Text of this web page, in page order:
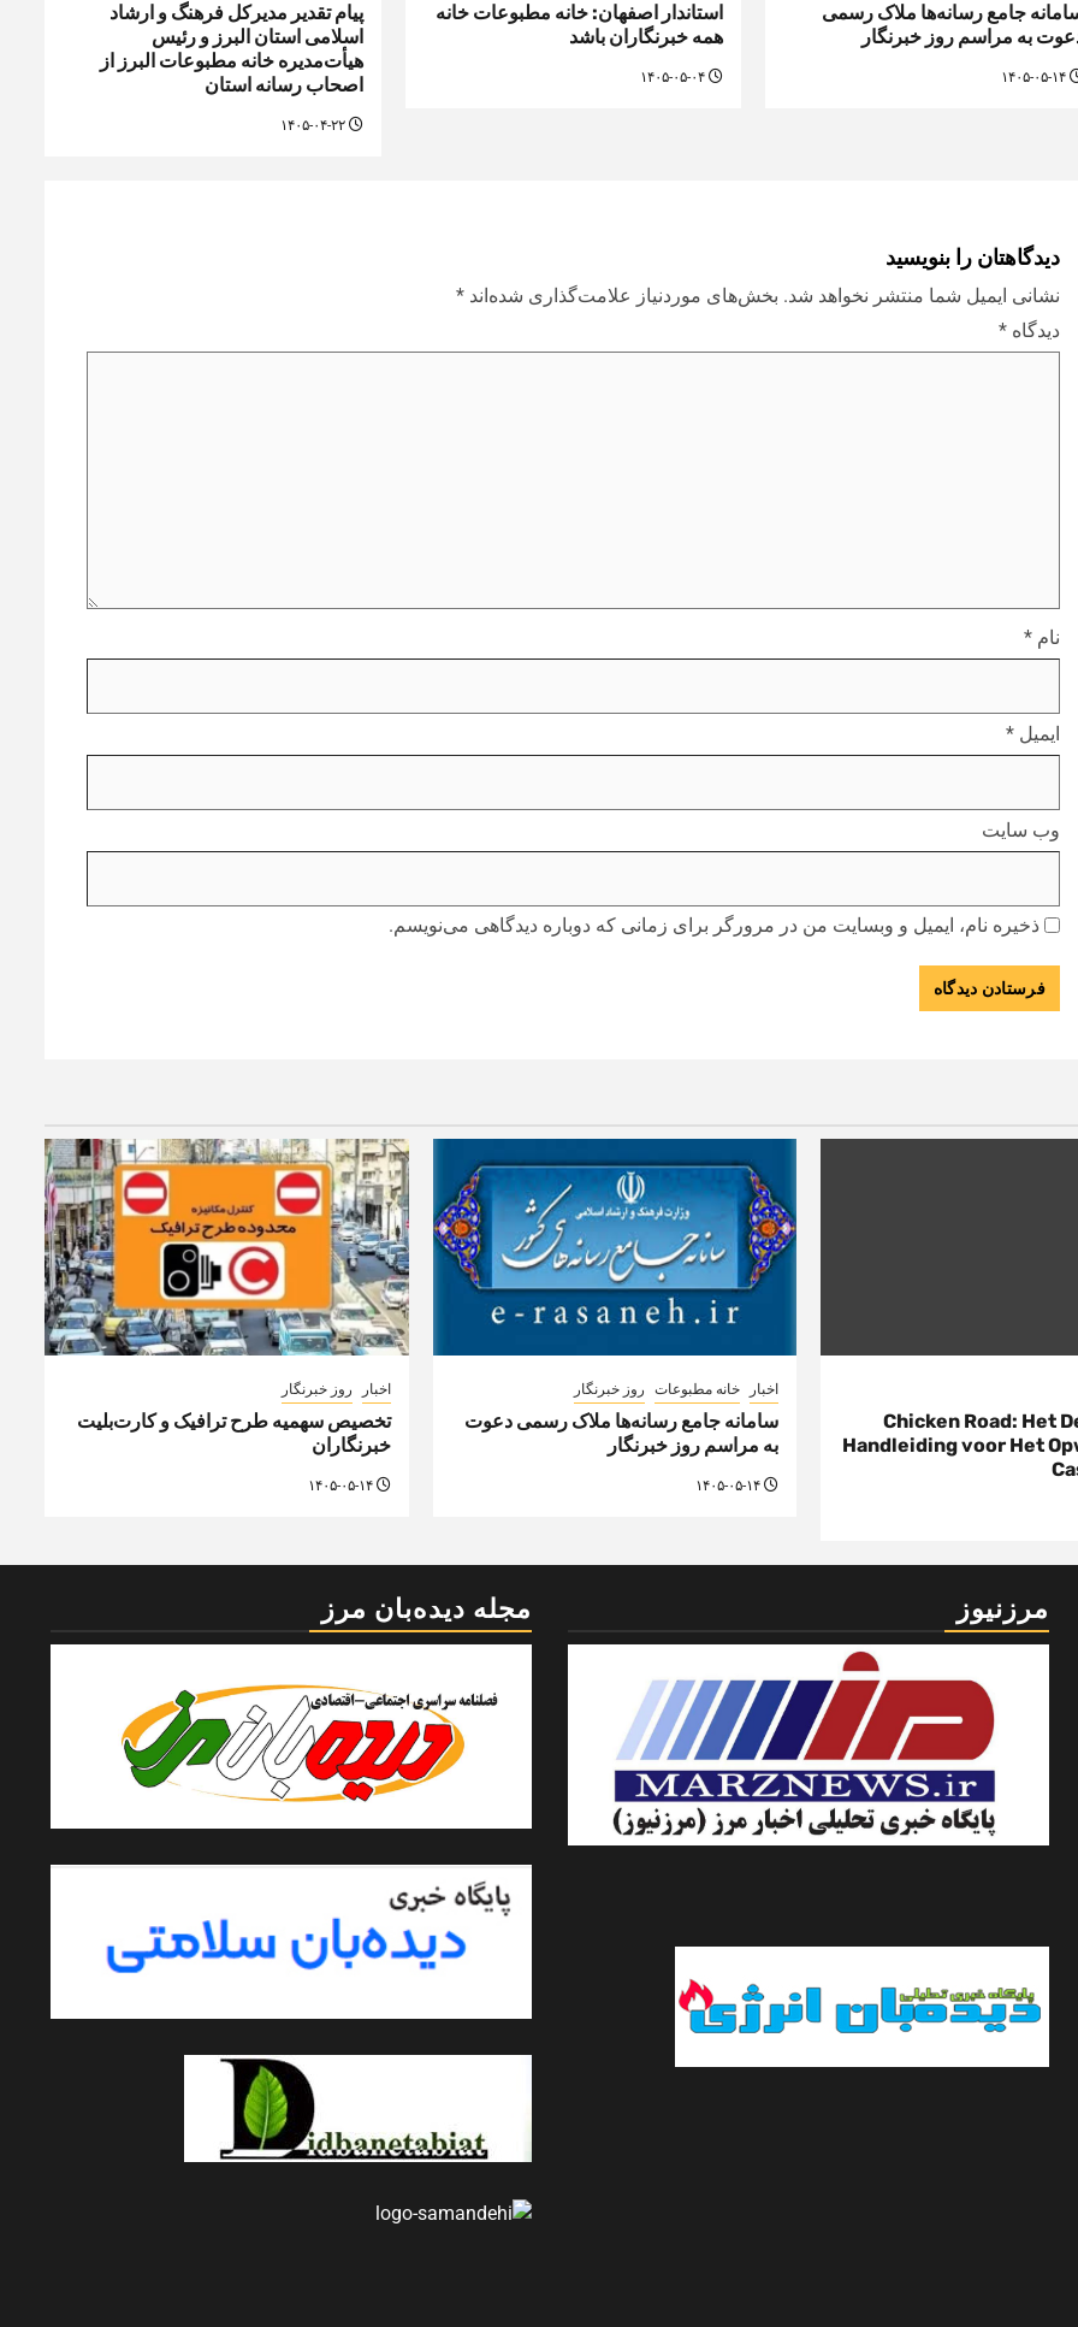
جامع رسانه‌ها ملاک رسمی
به مراسم روز خبرنگار
استاندار اصفهان: خانه مطبوعات خانه
همه خبرنگاران باشد
۱۴۰۵-۰۵-۰۴
پیام تقدیر مدیركل فرهنگ و ارشاد
اسلامی استان البرز و رئیس
هیأت‌مدیره خانه مطبوعات البرز از
اصحاب رسانه استان
۱۴۰۵-۰۴-۲۲
دیدگاهتان را بنویسید
نشانی ایمیل شما منتشر نخواهد شد. بخش‌های موردنیاز علامت‌گذاری شده‌اند *
دیدگاه *
نام *
ایمیل *
وب‌ سایت
ذخیره نام، ایمیل و وبسایت من در مرورگر برای زمانی که دوباره دیدگاهی می‌نویسم.
Chicken Road: Het
Handleiding voor Het
اخبار خانه مطبوعات روز خبرنگار
سامانه جامع رسانه‌ها ملاک رسمی دعوت
به مراسم روز خبرنگار
اخبار روز خبرنگار
تخصیص سهمیه طرح ترافیک و کارت‌بلیت
خبرنگاران
۱۴۰۵-۰۵-۱۴
مجله دیده‌بان مرز مرزنیوز